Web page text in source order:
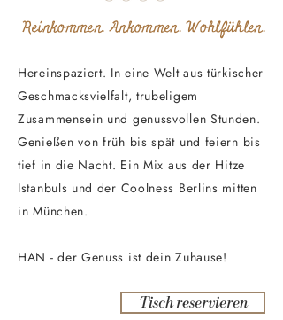
Reinkommen. Ankommen. Wohlfühlen.
Hereinspaziert. In eine Welt aus türkischer
Geschmacksvielfalt, trubeligem
Zusammensein und genussvollen Stunden.
Genießen von früh bis spät und feiern bis
tief in die Nacht. Ein Mix aus der Hitze
Istanbuls und der Coolness Berlins mitten
in München.
HAN - der Genuss ist dein Zuhause!
Tisch reservieren